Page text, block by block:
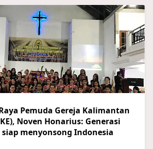
Pemuda Gereja Kalimantan
Noven Honarius: Generasi
menyonsong Indonesia